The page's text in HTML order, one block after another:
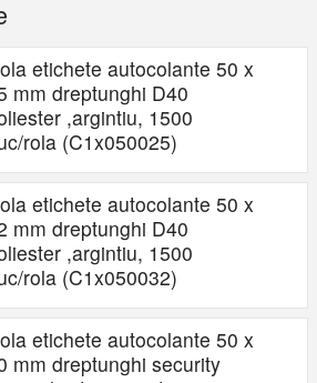
etichete autocolante 50 x
mm dreptunghi D40
,argintiu, 1500
rola (C1x050025)
etichete autocolante 50 x
mm dreptunghi D40
,argintiu, 1500
rola (C1x050032)
etichete autocolante 50 x
mm dreptunghi security